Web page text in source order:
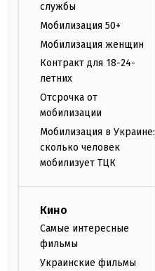
службы
Мобилизация 50+
Мобилизация женщин
Контракт для 18-24-
летних
Отсрочка от
мобилизации
Мобилизация в Украине:
сколько человек
мобилизует ТЦК
Кино
Самые интересные
фильмы
Украинские фильмы